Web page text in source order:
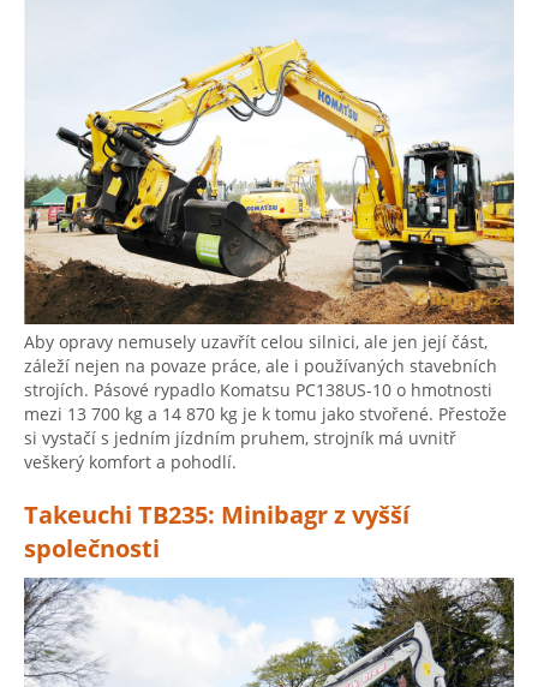
Aby opravy nemusely uzavřít celou silnici, ale jen její část,
záleží nejen na povaze práce, ale i používaných stavebních
strojích. Pásové rypadlo Komatsu PC138US-10 o hmotnosti
mezi 13 700 kg a 14 870 kg je k tomu jako stvořené. Přestože
si vystačí s jedním jízdním pruhem, strojník má uvnitř
veškerý komfort a pohodlí.
Takeuchi TB235: Minibagr z vyšší
společnosti